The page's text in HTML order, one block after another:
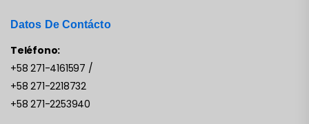
Datos De Contácto
Teléfono:
+58 271-4161597 /
+58 271-2218732
+58 271-2253940